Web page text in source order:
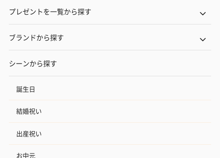
プレゼントを一覧から探す
ブランドから探す
シーンから探す
誕生日
結婚祝い
出産祝い
お中元